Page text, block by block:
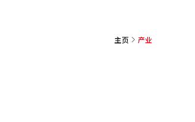
主页 产业